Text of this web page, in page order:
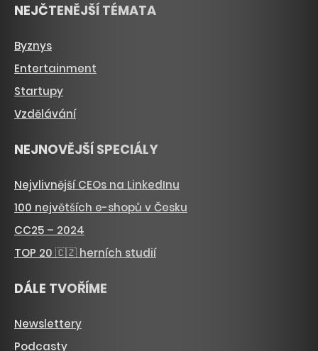
NEJČTENĚJŠÍ TÉMATA
Byznys
Entertainment
Startupy
Vzdělávání
NEJNOVĚJŠÍ SPECIÁLY
Nejvlivnější CEOs na LinkedInu
100 největších e-shopů v Česku
CC25 – 2024
TOP 20 🇨🇿 herních studií
DÁLE TVOŘÍME
Newslettery
Podcasty